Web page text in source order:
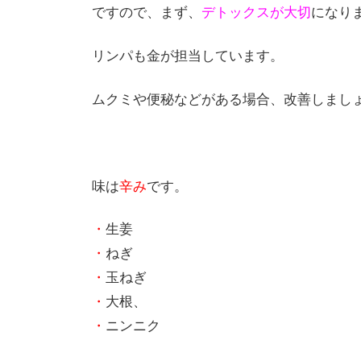
ですので、まず、 デトックスが大切 になり
リンパも金が担当しています。
ムクミや便秘などがある場合、改善しまし
味は辛みです。
・ 生姜
・ ねぎ
・ 玉ねぎ
・ 大根、
・ ニンニク